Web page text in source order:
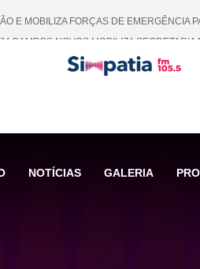
E MOBILIZA FORÇAS DE EMERGÊNCIA
CAMPOS NOVOS MOBILIZA
MIL EM COMPENSAÇÃO DA USINA
VIDAS COM EDUCAÇÃO E
NOTÍCIAS GALERIA